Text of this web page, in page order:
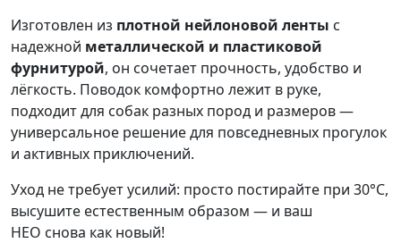
Изготовлен из плотной нейлоновой ленты с
надежной металлической и пластиковой
фурнитурой, он сочетает прочность, удобство и
лёгкость. Поводок комфортно лежит в руке,
подходит для собак разных пород и размеров —
универсальное решение для повседневных прогулок
и активных приключений.
Уход не требует усилий: просто постирайте при 30°C,
высушите естественным образом — и ваш
НЕО снова как новый!